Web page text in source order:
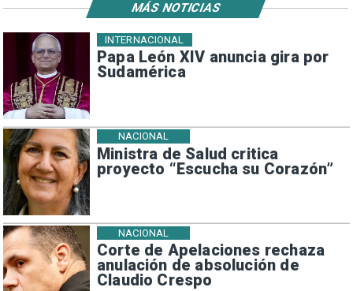
Papa León XIV anuncia gira por
Sudamérica
INTERNACIONAL
Ministra de Salud critica
proyecto “Escucha su Corazón”
NACIONAL
Corte de Apelaciones rechaza
anulación de absolución de
Claudio Crespo
NACIONAL
MÁS NOTICIAS